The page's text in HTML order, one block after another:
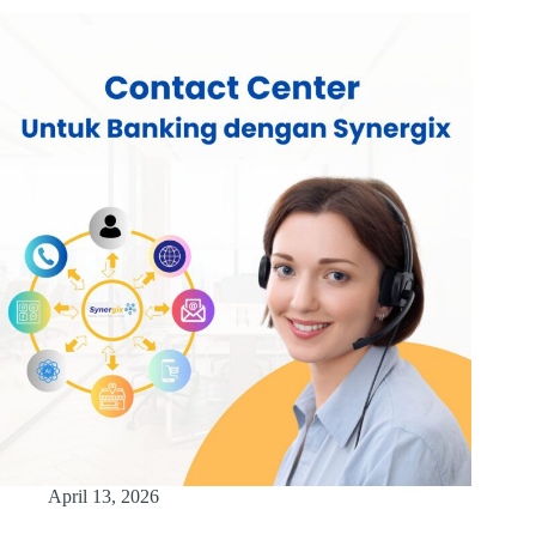
April 13, 2026